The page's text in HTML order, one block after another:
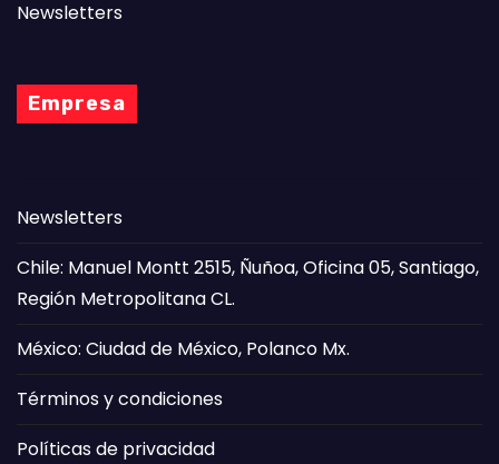
Newsletters
Empresa
Newsletters
Chile: Manuel Montt 2515, Ñuñoa, Oficina 05, Santiago,
Región Metropolitana CL.
México: Ciudad de México, Polanco Mx.
Términos y condiciones
Políticas de privacidad